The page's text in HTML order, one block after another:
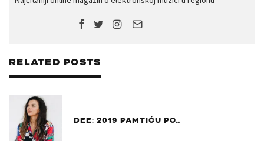
RELATED POSTS
DEE: 2019 PAMTIĆU PO…